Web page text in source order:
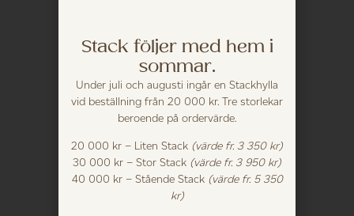
Stack följer med hem i
sommar.
Under juli och augusti ingår en Stackhylla
vid beställning från 20 000 kr. Tre storlekar
beroende på ordervärde.
20 000 kr – Liten Stack (värde fr. 3 350 kr)
30 000 kr – Stor Stack (värde fr. 3 950 kr)
40 000 kr – Stående Stack (värde fr. 5 350
kr)